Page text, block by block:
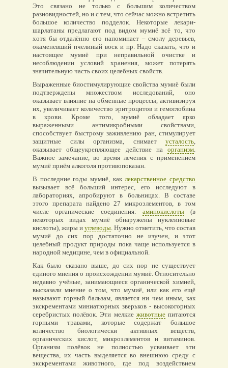
Это связано не только с большим количеством
разновидностей, но и с тем, что сейчас можно встретить
большое количество подделок. Некоторые лекари-
шарлатаны предлагают под видом мумиё всё то, что
хотя бы отдалённо его напоминает – смолу деревьев,
окаменевший пчелиный воск и пр. Надо сказать, что и
настоящее мумиё при неправильной очистке и
несоблюдении условий хранения, может потерять
значительную часть своих целебных свойств.
Выраженные биостимулирующие свойства мумиё были
подтверждены множеством исследований, оно
оказывает влияние на обменные процессы, активизируя
их, увеличивает количество эритроцитов и гемоглобина
в крови. Кроме того, мумиё обладает ярко
выраженными антимикробными свойствами,
способствует быстрому заживлению ран, стимулирует
защитные силы организма, снимает усталость,
оказывает общеукрепляющее действие на организм.
Важное замечание, во время лечения с применением
мумиё приём алкоголя противопоказан.
В последние годы мумиё, каклекарственное средство
вызывает всё больший интерес, его исследуют в
лабораториях, апробируют в больницах. В составе
этого препарата найдено 27 микроэлементов, в том
числе органические соединения: аминокислоты(в
некоторых видах мумиё обнаружены нуклеиновые
кислоты), жиры и углеводы. Нужно отметить, что состав
мумиё до сих пор достаточно не изучен, и этот
целебный продукт природы пока чаще используется в
народной медицине, чем в официальной.
Как было сказано выше, до сих пор не существует
единого мнения о происхождении мумиё. Относительно
недавно учёные, занимающиеся органической химией,
высказали мнение о том, что мумиё, или как его ещё
называют горный бальзам, является ни чем иным, как
экскрементами миниатюрных зверьков - высокогорных
серебристых полёвок. Эти мелкие животныепитаются
горными травами, которые содержат большое
количество биологически активных веществ,
органических кислот, микроэлементов и витаминов.
Организм полёвок не полностью усваивает эти
вещества, их часть выделяется во внешнюю среду с
экскрементами животного, где под воздействием